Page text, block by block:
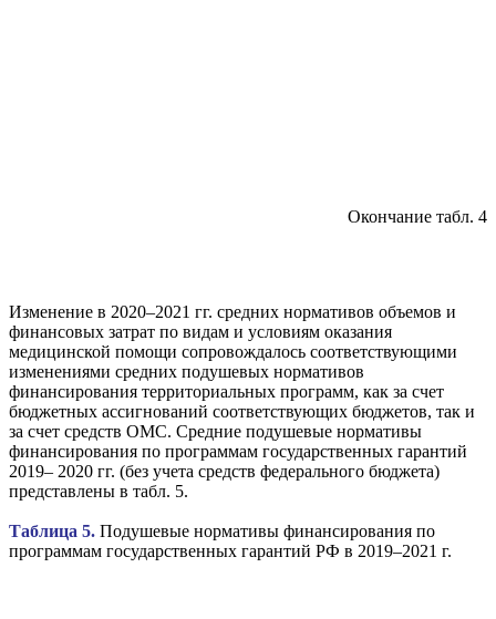
Окончание табл. 4
Изменение в 2020–2021 гг. средних нормативов объемов и
финансовых затрат по видам и условиям оказания
медицинской помощи сопровождалось соответствующими
изменениями средних подушевых нормативов
финансирования территориальных программ, как за счет
бюджетных ассигнований соответствующих бюджетов, так и
за счет средств ОМС. Средние подушевые нормативы
финансирования по программам государственных гарантий
2019– 2020 гг. (без учета средств федерального бюджета)
представлены в табл. 5.
Таблица 5. Подушевые нормативы финансирования по
программам государственных гарантий РФ в 2019–2021 г.